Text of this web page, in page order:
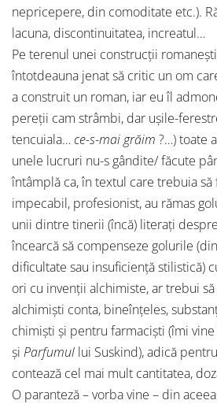
nepricepere, din comoditate etc.).
lacuna, discontinuitatea, increatul…
Pe terenul unei construcţii
întotdeauna jenat să critic un om
a construit un roman, iar eu îl
pereţii cam strâmbi, dar uşile-
tencuiala…ce-s-mai grăim ?…) toate
unele lucruri nu-s gândite/ făcute
întâmplă ca, în textul care trebuia
impecabil, profesionist, au rămas
unii dintre tinerii (încă) literaţi
încearcă să compenseze golurile
dificultate sau insuficienţă stilistică)
ori cu invenţii alchimiste, ar trebui
alchimişti conta, bineînţeles,
chimişti şi pentru farmacişti (îmi
şi Parfumul lui Suskind), adică
contează cel mai mult cantitatea,
O paranteză – vorba vine – din